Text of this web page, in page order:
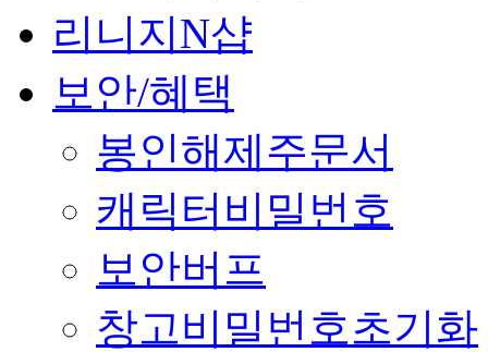
리니지N샵
보안/혜택
봉인해제주문서
캐릭터비밀번호
보안버프
창고비밀번호초기화